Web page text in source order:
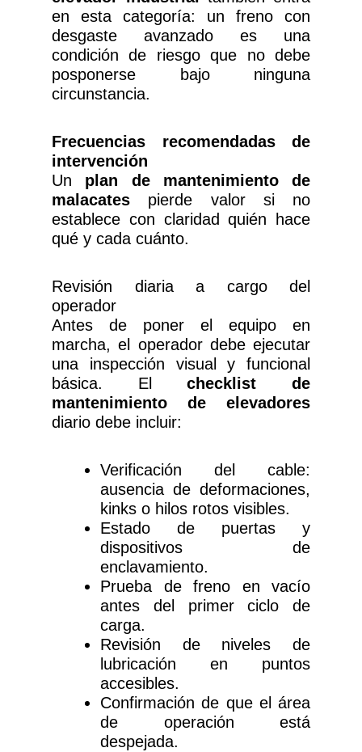
en esta categoría: un freno con
desgaste avanzado es una
condición de riesgo que no debe
posponerse bajo ninguna
circunstancia.
Frecuencias recomendadas de
intervención
Un plan de mantenimiento de
malacates pierde valor si no
establece con claridad quién hace
qué y cada cuánto.
Revisión diaria a cargo del
operador
Antes de poner el equipo en
marcha, el operador debe ejecutar
una inspección visual y funcional
básica. Elchecklist de
mantenimiento de elevadores
diario debe incluir:
Verificación del cable:
ausencia de deformaciones,
kinks o hilos rotos visibles.
Estado de puertas y
dispositivos de
enclavamiento.
Prueba de freno en vacío
antes del primer ciclo de
carga.
Revisión de niveles de
lubricación en puntos
accesibles.
Confirmación de que el área
de operación está
despejada.